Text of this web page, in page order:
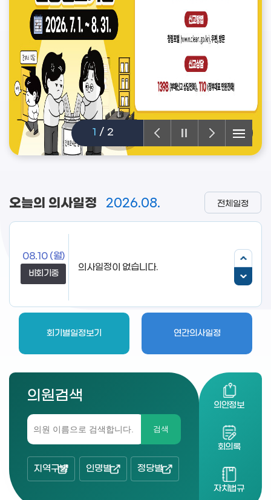
1 / 2
오늘의 의사일정 2026.08.
08.10 (월)
비회기중
회기별일정보기 연간의사일정
전체일정
의원검색
검색
지역구별 인명별 정당별
의안정보
회의록
자치법규